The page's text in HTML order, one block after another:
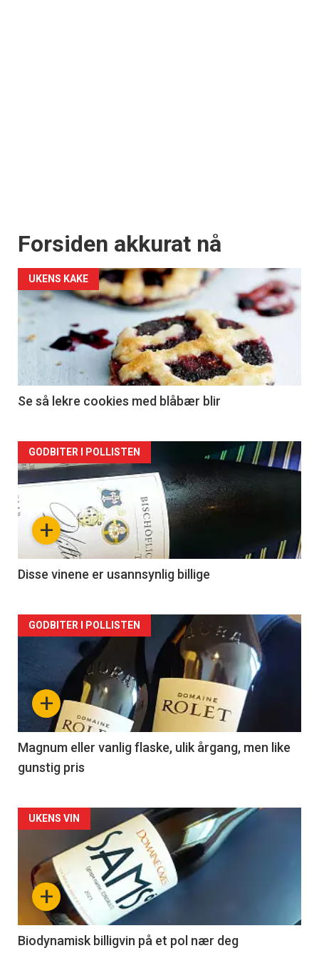
Forsiden akkurat nå
UKENS KAKE
Se så lekre cookies med blåbær blir
Forsiden
akkurat
nå
2
+
GODBITER I POLLISTEN
Disse vinene er usannsynlig billige
Forsiden
akkurat
nå
3
+
GODBITER I POLLISTEN
Magnum eller vanlig flaske, ulik årgang, men like
gunstig pris
Forsiden
akkurat
nå
4
+
UKENS VIN
Biodynamisk billigvin på et pol nær deg